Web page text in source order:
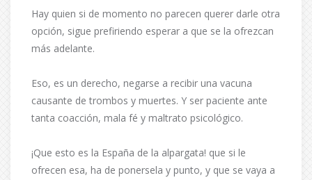
Hay quien si de momento no parecen querer darle otra
opción, sigue prefiriendo esperar a que se la ofrezcan
más adelante.
Eso, es un derecho, negarse a recibir una vacuna
causante de trombos y muertes. Y ser paciente ante
tanta coacción, mala fé y maltrato psicológico.
¡Que esto es la España de la alpargata! que si le
ofrecen esa, ha de ponersela y punto, y que se vaya a